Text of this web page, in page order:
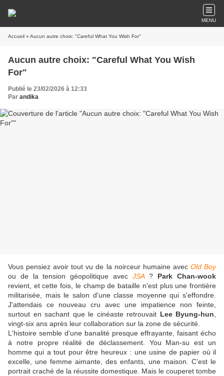
MENU
Accueil » Aucun autre choix: "Careful What You Wish For"
Aucun autre choix: "Careful What You Wish
For"
Publié le 23/02/2026 à 12:33
Par andika
Vous pensiez avoir tout vu de la noirceur humaine avec Old Boy
ou de la tension géopolitique avec JSA? Park Chan-wook
revient, et cette fois, le champ de bataille n'est plus une frontière
militarisée, mais le salon d'une classe moyenne qui s'effondre.
J'attendais ce nouveau cru avec une impatience non feinte,
surtout en sachant que le cinéaste retrouvait Lee Byung-hun
vingt-six ans après leur collaboration sur la zone de sécurité.
L'histoire semble d'une banalité presque effrayante, faisant écho
à notre propre réalité de déclassement. You Man-su est un
homme qui a tout pour être heureux : une usine de papier où il
excelle, une femme aimante, des enfants, une maison. C’est le
portrait craché de la réussite domestique. Mais le couperet tombe